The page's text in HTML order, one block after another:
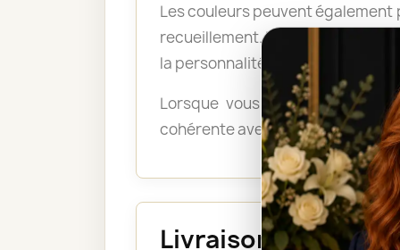
Les couleurs peuvent
recueillement. Les tons pastel
la personnalité du défunt ou
Lorsque vous ne savez pas
cohérente avec le lieu, le
Livraison au